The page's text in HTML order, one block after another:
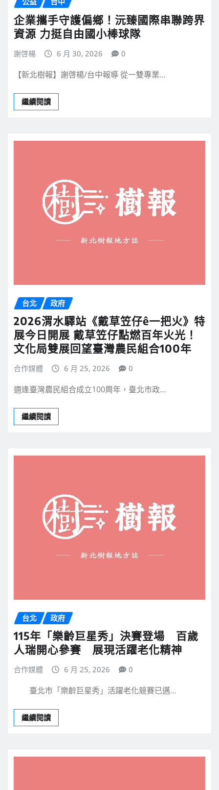
企業攜手守護偏鄉！沅臻國際串聯跨界
資源 力挺自由國小棒球隊
謝啓楊 6 月 30, 2026 0
【新北樹報】謝啓楊/台中報導 從一雙專業…
繼續閱讀
台北 政府
2026渭水驛站《戴草笠仔ê一把火》特
展今日開展 戴草笠仔點燃百年火光！
文化局雙展回望臺灣農民組合100年
合作媒體 6 月 25, 2026 0
適逢臺灣農民組合成立100周年，臺北市政…
繼續閱讀
台北 政府
115年「樂齡巨星秀」決賽登場 百歲
人瑞開心參賽 展現活躍老化精神
合作媒體 6 月 25, 2026 0
臺北市「樂齡巨星秀」活躍老化競賽已邁…
繼續閱讀